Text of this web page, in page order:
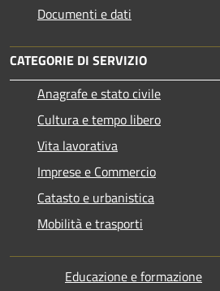
Documenti e dati
CATEGORIE DI SERVIZIO
Anagrafe e stato civile
Cultura e tempo libero
Vita lavorativa
Imprese e Commercio
Catasto e urbanistica
Mobilità e trasporti
Educazione e formazione